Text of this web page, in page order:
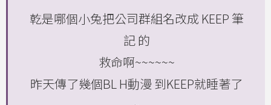
乾是哪個小兔把公司群組名改成 KEEP 筆
記 的
救命啊~~~~~~
昨天傳了幾個BL H動漫 到KEEP就睡著了